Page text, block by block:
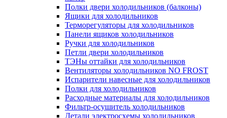
Полки двери холодильников (балконы)
Ящики для холодильников
Терморегуляторы для холодильников
Панели ящиков холодильников
Ручки для холодильников
Петли двери холодильников
ТЭНы оттайки для холодильников
Вентиляторы холодильников NO FROST
Испарители навесные для холодильников
Полки для холодильников
Расходные материалы для холодильников
Фильтр-осушитель холодильников
Детали электросхемы холодильников